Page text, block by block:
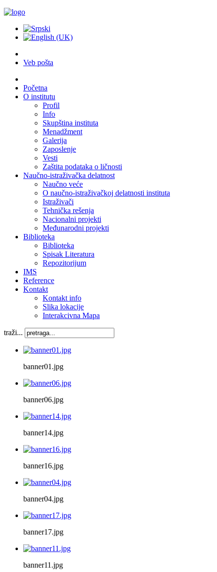
Veb pošta
Početna
O institutu
Profil
Info
Skupština instituta
Menadžment
Galerija
Zaposlenje
Vesti
Zaštita podataka o ličnosti
Naučno-istraživačka delatnost
Naučno veće
O naučno-istraživačkoj delatnosti instituta
Istraživači
Tehnička rešenja
Nacionalni projekti
Međunarodni projekti
Biblioteka
Biblioteka
Spisak Literatura
Repozitorijum
IMS
Reference
Kontakt
Kontakt info
Slika lokacije
Interakcivna Mapa
traži...
banner01.jpg
banner06.jpg
banner14.jpg
banner16.jpg
banner04.jpg
banner17.jpg
banner11.jpg